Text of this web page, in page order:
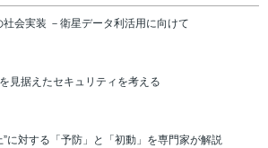
社会実装 －衛星データ利活用に向けて
見据えたセキュリティを考える
”に対する「予防」と「初動」を専門家が解説